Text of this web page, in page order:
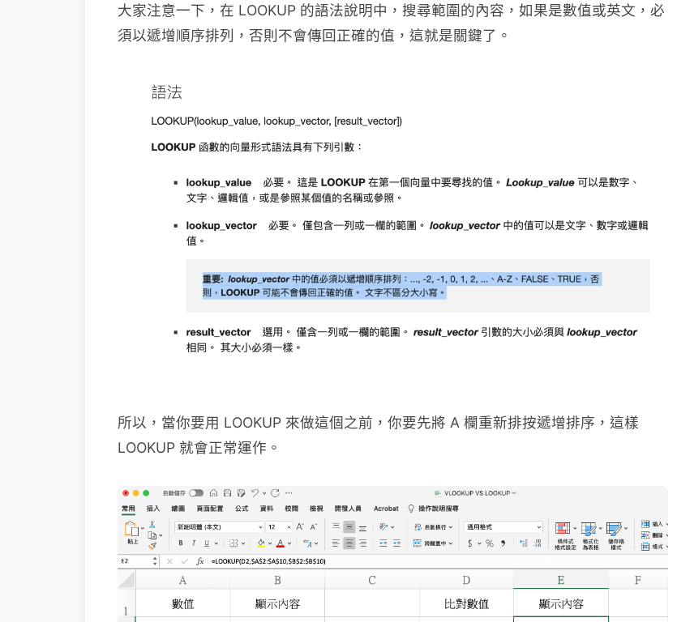
大家注意一下，在 LOOKUP 的語法說明中，搜尋範圍的內容，如果是數值或英文，必
須以遞增順序排列，否則不會傳回正確的值，這就是關鍵了。
所以，當你要用 LOOKUP 來做這個之前，你要先將 A 欄重新排按遞增排序，這樣
LOOKUP 就會正常運作。